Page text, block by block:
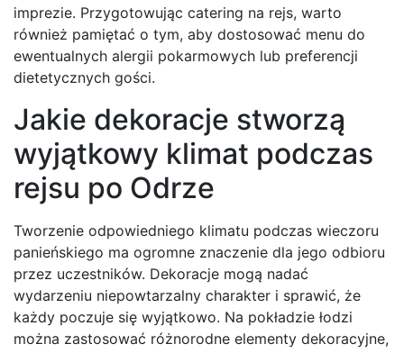
imprezie. Przygotowując catering na rejs, warto
również pamiętać o tym, aby dostosować menu do
ewentualnych alergii pokarmowych lub preferencji
dietetycznych gości.
Jakie dekoracje stworzą
wyjątkowy klimat podczas
rejsu po Odrze
Tworzenie odpowiedniego klimatu podczas wieczoru
panieńskiego ma ogromne znaczenie dla jego odbioru
przez uczestników. Dekoracje mogą nadać
wydarzeniu niepowtarzalny charakter i sprawić, że
każdy poczuje się wyjątkowo. Na pokładzie łodzi
można zastosować różnorodne elementy dekoracyjne,